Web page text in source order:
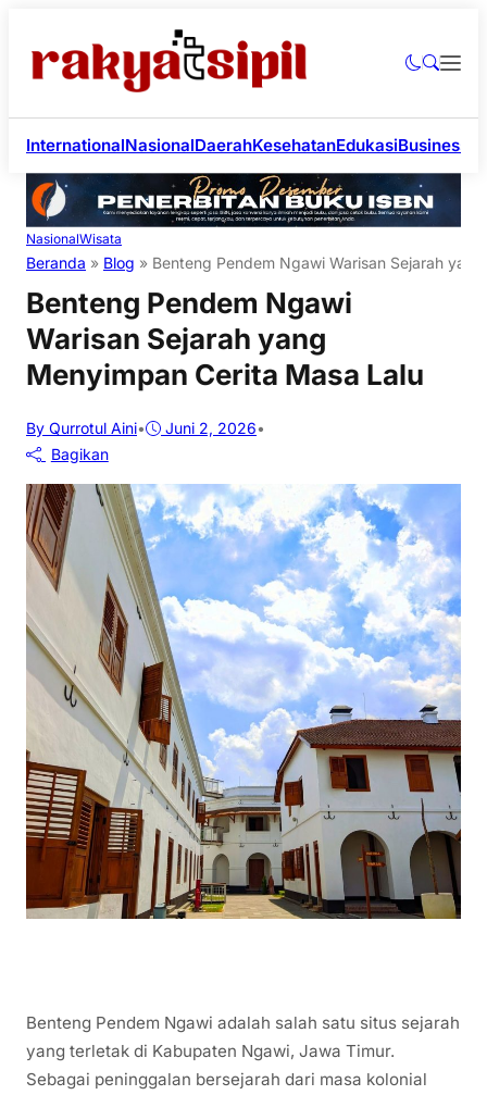
InternationalNasionalDaerahKesehatanEdukasiBusiness
NasionalWisata
Beranda » Blog » Benteng Pendem Ngawi Warisan Sejarah
Benteng Pendem Ngawi
Warisan Sejarah yang
Menyimpan Cerita Masa Lalu
By Qurrotul Aini• Juni 2, 2026•
Bagikan
Benteng Pendem Ngawi adalah salah satu situs sejarah
yang terletak di Kabupaten Ngawi, Jawa Timur.
Sebagai peninggalan bersejarah dari masa kolonial